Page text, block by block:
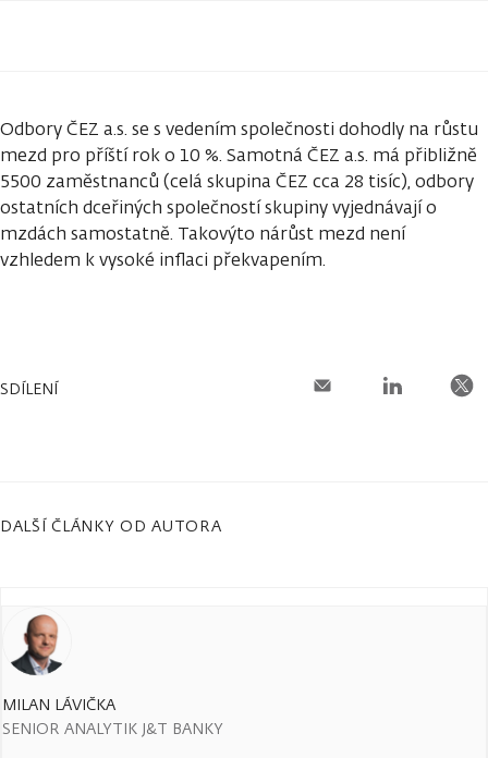
Odbory ČEZ a.s. se s vedením společnosti dohodly na růstu
mezd pro příští rok o 10 %. Samotná ČEZ a.s. má přibližně
5500 zaměstnanců (celá skupina ČEZ cca 28 tisíc), odbory
ostatních dceřiných společností skupiny vyjednávají o
mzdách samostatně. Takovýto nárůst mezd není
vzhledem k vysoké inflaci překvapením.
SDÍLENÍ
DALŠÍ ČLÁNKY OD AUTORA
MILAN LÁVIČKA
SENIOR ANALYTIK J&T BANKY